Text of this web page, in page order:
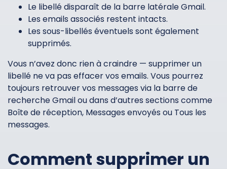
Le libellé disparaît de la barre latérale Gmail.
Les emails associés restent intacts.
Les sous-libellés éventuels sont également
supprimés.
Vous n’avez donc rien à craindre — supprimer un
libellé ne va pas effacer vos emails. Vous pourrez
toujours retrouver vos messages via la barre de
recherche Gmail ou dans d’autres sections comme
Boîte de réception, Messages envoyés ou Tous les
messages.
Comment supprimer un